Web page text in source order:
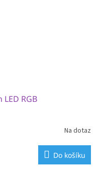
RGB
Na dotaz
Do košíku